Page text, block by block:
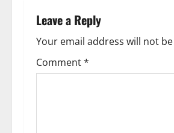
n
a
v
Leave a Reply
Your email address will not
Comment*